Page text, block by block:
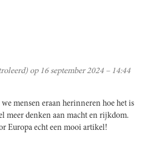
op 16 september 2024 – 14:44
mensen eraan herinneren hoe het is
meer denken aan macht en rijkdom.
Europa echt een mooi artikel!